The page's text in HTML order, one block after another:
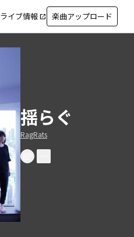
ライブ情報 open_in_new 楽曲アップロード
揺らぐ
RagRats